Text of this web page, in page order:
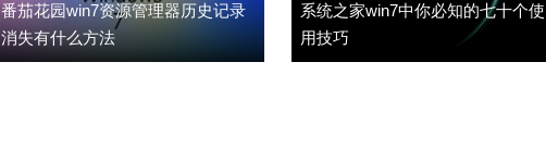
番茄花园win7资源管理器历史记录
消失有什么方法
系统之家win7中你必知的七十个使
用技巧